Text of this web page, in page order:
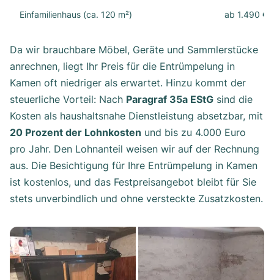
Einfamilienhaus (ca. 120 m²) ab 1.490 €
Da wir brauchbare Möbel, Geräte und Sammlerstücke
anrechnen, liegt Ihr Preis für die Entrümpelung in
Kamen oft niedriger als erwartet. Hinzu kommt der
steuerliche Vorteil: Nach Paragraf 35a EStG sind die
Kosten als haushaltsnahe Dienstleistung absetzbar, mit
20 Prozent der Lohnkosten und bis zu 4.000 Euro
pro Jahr. Den Lohnanteil weisen wir auf der Rechnung
aus. Die Besichtigung für Ihre Entrümpelung in Kamen
ist kostenlos, und das Festpreisangebot bleibt für Sie
stets unverbindlich und ohne versteckte Zusatzkosten.